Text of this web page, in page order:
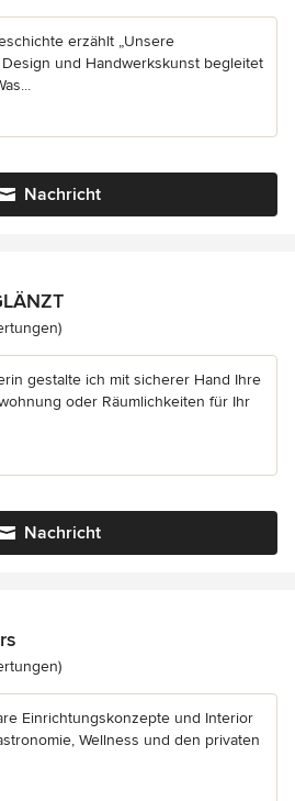
erzählt „Unsere
und Handwerkskunst begleitet
Nachricht
5 von 5 Sternen
gestalte ich mit sicherer Hand Ihre
oder Räumlichkeiten für Ihr
Nachricht
5 von 5 Sternen
Einrichtungskonzepte und Interior
Wellness und den privaten